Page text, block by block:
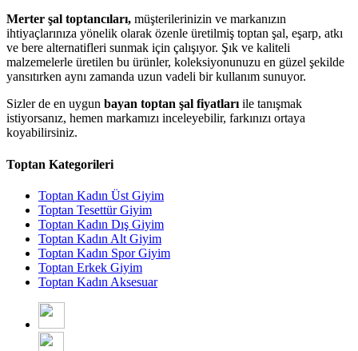
Merter şal toptancıları, müşterilerinizin ve markanızın
ihtiyaçlarınıza yönelik olarak özenle üretilmiş toptan şal, eşarp, atkı
ve bere alternatifleri sunmak için çalışıyor. Şık ve kaliteli
malzemelerle üretilen bu ürünler, koleksiyonunuzu en güzel şekilde
yansıtırken aynı zamanda uzun vadeli bir kullanım sunuyor.
Sizler de en uygun bayan toptan şal fiyatlarıile tanışmak
istiyorsanız, hemen markamızı inceleyebilir, farkınızı ortaya
koyabilirsiniz.
Toptan Kategorileri
Toptan Kadın Üst Giyim
Toptan Tesettür Giyim
Toptan Kadın Dış Giyim
Toptan Kadın Alt Giyim
Toptan Kadın Spor Giyim
Toptan Erkek Giyim
Toptan Kadın Aksesuar